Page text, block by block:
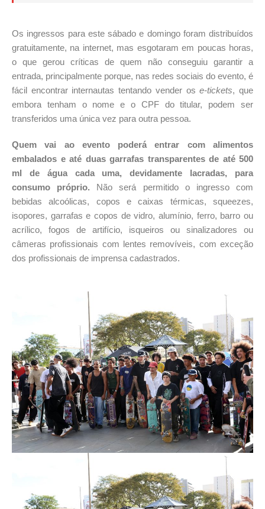
Os ingressos para este sábado e domingo foram distribuídos
gratuitamente, na internet, mas esgotaram em poucas horas,
o que gerou críticas de quem não conseguiu garantir a
entrada, principalmente porque, nas redes sociais do evento, é
fácil encontrar internautas tentando vender ose-tickets, que
embora tenham o nome e o CPF do titular, podem ser
transferidos uma única vez para outra pessoa.
Quem vai ao evento poderá entrar com alimentos
embalados e até duas garrafas transparentes de até 500
ml de água cada uma, devidamente lacradas, para
consumo próprio. Não será permitido o ingresso com
bebidas alcoólicas, copos e caixas térmicas, squeezes,
isopores, garrafas e copos de vidro, alumínio, ferro, barro ou
acrílico, fogos de artifício, isqueiros ou sinalizadores ou
câmeras profissionais com lentes removíveis, com exceção
dos profissionais de imprensa cadastrados.